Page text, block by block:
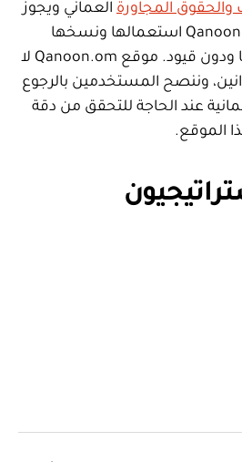
المجاورة العماني ويجوز
لمستخدمي موقع Qanoon.om استعمالها ونسخها
ونشرها وترجمتها مجانا ودون قيود. موقع Qanoon.om لا
وننصح المستخدمين بالرجوع
عند الحاجة للتحقق من دقة
الموقع.